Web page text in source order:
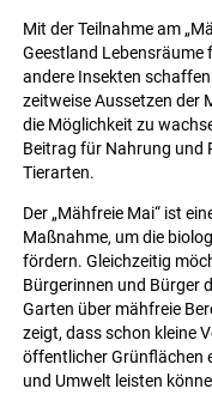
Mit der Teilnahme am
Geestland Lebensräume
andere Insekten
zeitweise Aussetzen der
die Möglichkeit zu
Beitrag für Nahrung und
Tierarten.
Der „Mähfreie Mai“ ist
Maßnahme, um die
fördern. Gleichzeitig
Bürgerinnen und Bürger
Garten über mähfreie
zeigt, dass schon kleine
öffentlicher Grünflächen
und Umwelt leisten